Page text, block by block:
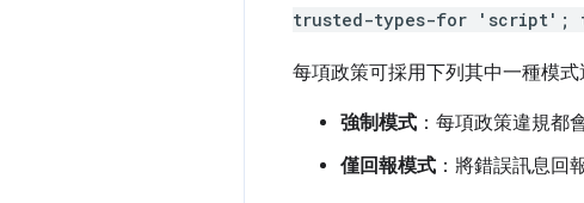
trusted-types-for 'script';
每項政策可採用下列其中一種模式
強制模式 ：每項政策違規都
僅回報模式 ：將錯誤訊息回